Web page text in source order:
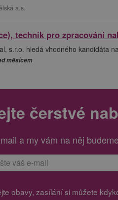
a.s.
technik pro zpracování
s.r.o. hledá vhodného kandidáta
měsícem
čerstvé
a my vám na něj
obavy, zasílání si můžete